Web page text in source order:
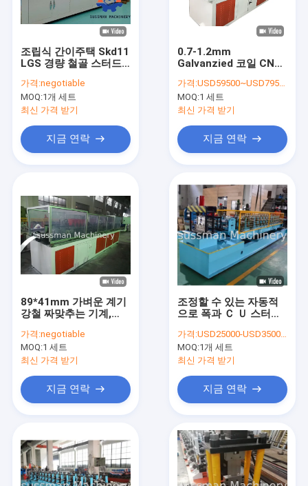
우리에 대하여
연락주세요
뉴스
기계 성형 케이블 트레이 롤
스 터 드, 트랙 롤 성형 기계
기계를 형성하는 CZ 도리 목록
기계 성형 셔터 도어 롤
기계 성형 랙 롤
기계를 형성 층 갑판 롤
기계를 형성 지붕 패널 롤
기계를 형성 가드레일 롤
조립식 간이주택 Skd11
LGS 경량 철골 스터드
가격:negotiable
MOQ:1개 세트
최신 가격 받기
지금 연락
0.7-1.2mm
Galvanzied 코일 CNC
EC-JET 잉크젯 프린터
가격:USD59500~USD79500 per set
MOQ:1 세트
최신 가격 받기
지금 연락
89*41mm 가벼운 계기
강철 짜맞추는 기계,
성 냉각 압연합니다
가격:negotiable
MOQ:1 세트
최신 가격 받기
지금 연락
조정할 수 있는 자동적
으로 폭과 Ｃ Ｕ 스터드
기
가격:USD25000-USD35000 Per set
MOQ:1개 세트
최신 가격 받기
지금 연락